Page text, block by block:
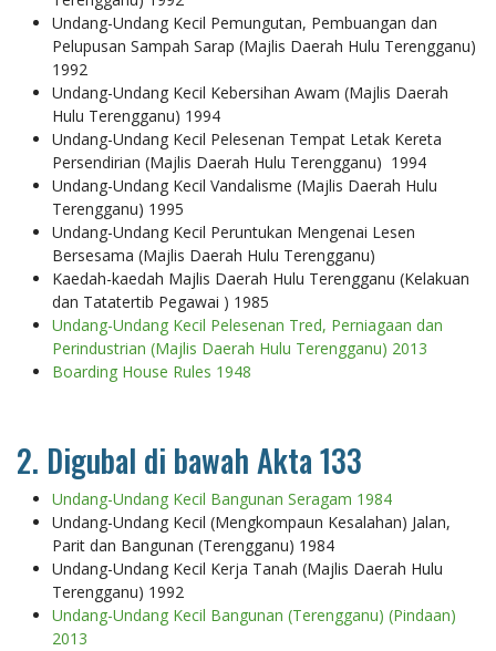
Undang-Undang Kecil Pemungutan, Pembuangan dan
Pelupusan Sampah Sarap (Majlis Daerah Hulu Terengganu)
1992
Undang-Undang Kecil Kebersihan Awam (Majlis Daerah
Hulu Terengganu) 1994
Undang-Undang Kecil Pelesenan Tempat Letak Kereta
Persendirian (Majlis Daerah Hulu Terengganu) 1994
Undang-Undang Kecil Vandalisme (Majlis Daerah Hulu
Terengganu) 1995
Undang-Undang Kecil Peruntukan Mengenai Lesen
Bersesama (Majlis Daerah Hulu Terengganu)
Kaedah-kaedah Majlis Daerah Hulu Terengganu (Kelakuan
dan Tatatertib Pegawai ) 1985
Undang-Undang Kecil Pelesenan Tred, Perniagaan dan
Perindustrian (Majlis Daerah Hulu Terengganu) 2013
Boarding House Rules 1948
2. Digubal di bawah Akta 133
Undang-Undang Kecil Bangunan Seragam 1984
Undang-Undang Kecil (Mengkompaun Kesalahan) Jalan,
Parit dan Bangunan (Terengganu) 1984
Undang-Undang Kecil Kerja Tanah (Majlis Daerah Hulu
Terengganu) 1992
Undang-Undang Kecil Bangunan (Terengganu) (Pindaan)
2013